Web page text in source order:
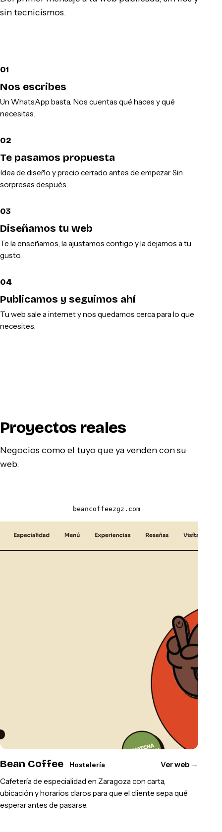
sin tecnicismos.
01
Nos escribes
Un WhatsApp basta. Nos cuentas qué haces y qué
necesitas.
02
Te pasamos propuesta
Idea de diseño y precio cerrado antes de empezar. Sin
sorpresas después.
03
Diseñamos tu web
Te la enseñamos, la ajustamos contigo y la dejamos a tu
gusto.
04
Publicamos y seguimos ahí
Tu web sale a internet y nos quedamos cerca para lo que
necesites.
Proyectos reales
Negocios como el tuyo que ya venden con su
web.
beancoffeezgz.com
Bean Coffee Hostelería Ver web →
Cafetería de especialidad en Zaragoza con carta,
ubicación y horarios claros para que el cliente sepa qué
esperar antes de pasarse.